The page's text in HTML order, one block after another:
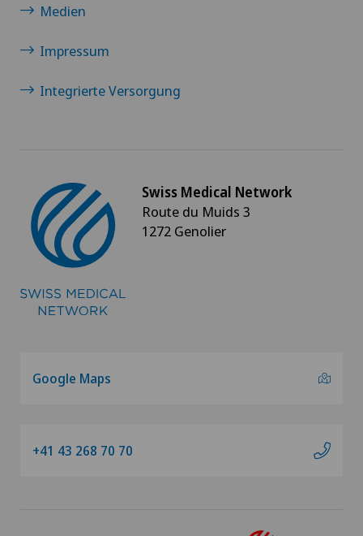
Medien
Impressum
Integrierte Versorgung
Swiss Medical Network
Route du Muids 3
1272 Genolier
Google Maps
+41 43 268 70 70